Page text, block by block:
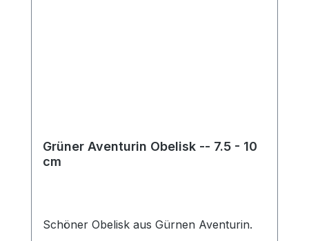
Grüner Aventurin Obelisk -- 7.5 - 10
cm
Schöner Obelisk aus Gürnen Aventurin.